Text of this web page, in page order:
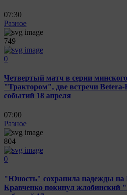
07:30
Разное
749
0
Четвертый матч в серии
"Трактором", две встречи
событий 18 апреля
07:00
Разное
804
0
"Юность" сохранила надежды на
Кравченко покинул жлобинский